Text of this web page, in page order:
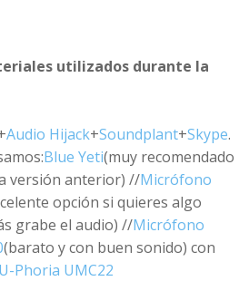
utilizados durante la
Audio Hijack+Soundplant+Skype.
Blue Yeti(muy recomendado
versión anterior) //Micrófono
opción si quieres algo
grabe el audio) //Micrófono
(barato y con buen sonido) con
U-Phoria UMC22